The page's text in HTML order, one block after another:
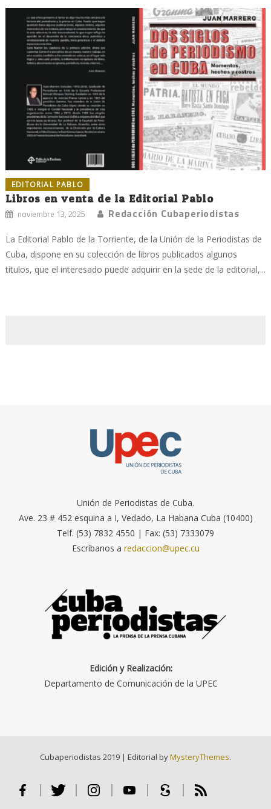
EDITORIAL PABLO
Libros en venta de la Editorial Pablo
noviembre 13, 2025 Redacción Cubaperiodistas
La Editorial Pablo de la Torriente, de la Unión de la Periodistas de
Cuba, dispone en su colección de libros publicados algunos
títulos, que el interesado puede adquirir en la sede de la editorial,...
Unión de Periodistas de Cuba.
Ave. 23 # 452 esquina a I, Vedado, La Habana Cuba (10400)
Telf. (53) 7832 4550 | Fax: (53) 7333079
Escríbanos a redaccion@upec.cu
Edición y Realización:
Departamento de Comunicación de la UPEC
Cubaperiodistas 2019 | Editorial byMysteryThemes.
Facebook Twitter Instagram Youtube Scribd RSS